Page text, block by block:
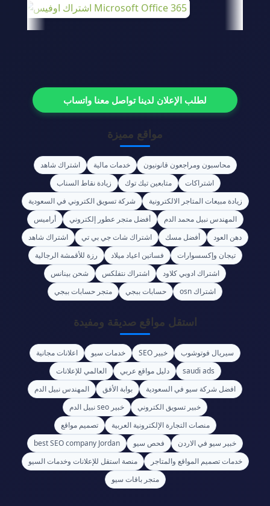
لطلب الإعلان لدينا تواصل معنا واتساب
مواقع مميزة
محاسبون ومراجعون قانونيون خدمات مالية
اشتراك شاهد
اشتراكات
متابعين تيك توك
زيادة نقاط السناب
زيادة مبيعات المتاجر الالكترونية
شركة تسويق الكتروني في السعودية
المهندس نبيل محمد الدم
أفضل متجر عطور إلكتروني
أراميس
دهن العود
أفضل مسك اشتراك شات جي بي تي
اشتراك شاهد
تيجان وإكسسوارات
فساتين اعياد ميلاد
رزة للأقمشة الرجالية
اشتراك ادوبي كلاود
اشتراك نتفلكس
شحن بينانس
اشتراك osn
حسابات ببجي متجر حسابات ببجي
استقل مواقع صديقة ومفيدة
سيريال فوتوشوب خبير SEO خدمات سيو
اعلانات مجانية
saudi ads
دليل مواقع عربي
العالمي للإعلانات
افضل شركة سيو في السعودية
بوابة الأفق
المهندس نبيل الدم
خبير تسويق الكتروني
خبير seo نبيل الدم
منصات التجارة الإلكترونية العربية
تصميم مواقع
خبير سيو في الاردن
فحص سيو
best SEO company Jordan
خدمات تصميم المواقع والمتاجر
منصة استقل للإعلانات وخدمات السيو
متجر باقات سيو